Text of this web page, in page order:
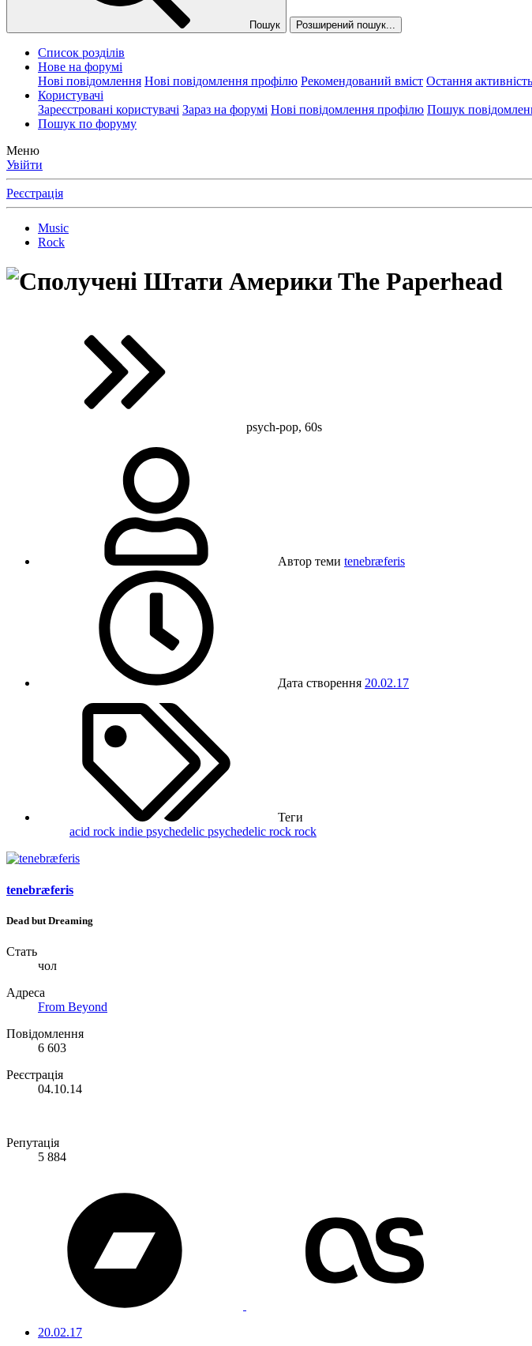
Пошук Розширений пошук...
Список розділів
Нове на форумі
Нові повідомлення Нові повідомлення профілю Рекомендований вміст Остання активність
Користувачі
Зареєстровані користувачі Зараз на форумі Нові повідомлення профілю Пошук
Пошук по форуму
Меню
Увійти
Реєстрація
Music
Rock
The Paperhead
psych-pop, 60s
Автор теми tenebræferis
Дата створення 20.02.17
Теги
acid rock indie psychedelic psychedelic rock rock
tenebræferis
Dead but Dreaming
Стать
чол
Адреса
From Beyond
Повідомлення
6 603
Реєстрація
04.10.14
Репутація
5 884
20.02.17